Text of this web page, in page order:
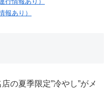
報あり）
の夏季限定”冷やし”がメ